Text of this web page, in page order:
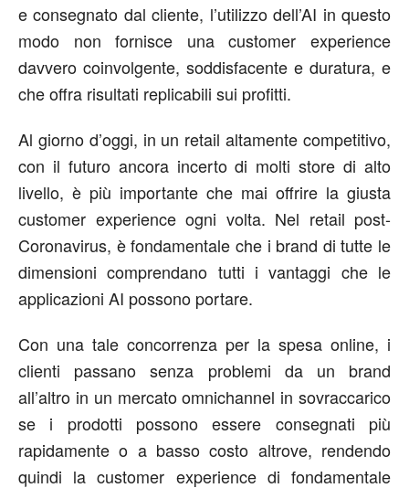
e consegnato dal cliente, l’utilizzo dell’AI in questo
modo non fornisce una customer experience
davvero coinvolgente, soddisfacente e duratura, e
che offra risultati replicabili sui profitti.
Al giorno d’oggi, in un retail altamente competitivo,
con il futuro ancora incerto di molti store di alto
livello, è più importante che mai offrire la giusta
customer experience ogni volta. Nel retail post-
Coronavirus, è fondamentale che i brand di tutte le
dimensioni comprendano tutti i vantaggi che le
applicazioni AI possono portare.
Con una tale concorrenza per la spesa online, i
clienti passano senza problemi da un brand
all’altro in un mercato omnichannel in sovraccarico
se i prodotti possono essere consegnati più
rapidamente o a basso costo altrove, rendendo
quindi la customer experience di fondamentale